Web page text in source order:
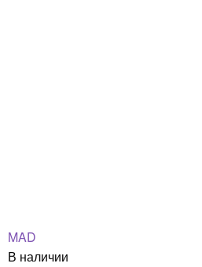
MAD
В наличии